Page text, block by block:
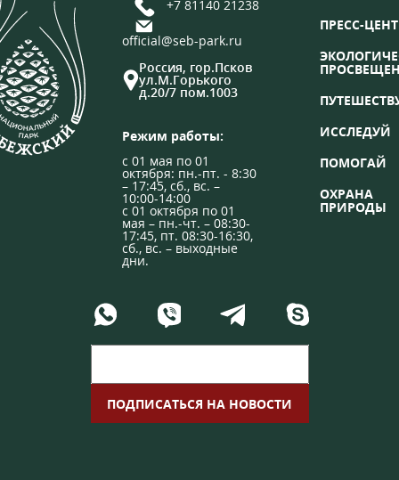
+7 81140 21238
official@seb-park.ru
Россия, гор.Псков
ул.М.Горького
д.20/7 пом.1003
Режим работы:
с 01 мая по 01
октября: пн.-пт. - 8:30
– 17:45, сб., вс. –
10:00-14:00
с 01 октября по 01
мая – пн.-чт. – 08:30-
17:45, пт. 08:30-16:30,
сб., вс. – выходные
дни.
ПРЕСС-
ИССЛЕДУЙ
ПОМОГАЙ
ОХРАНА
ПРИРОДЫ